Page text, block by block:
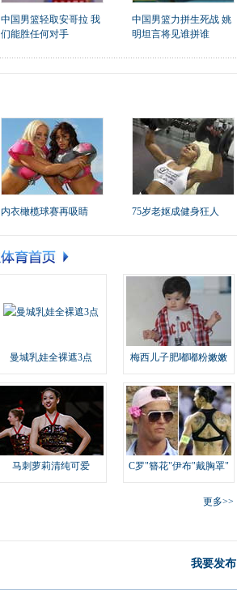
中国男篮轻取安哥拉 我
们能胜任何对手
中国男篮力拼生死战 姚
明坦言将见谁拼谁
内衣橄榄球赛再吸睛 75岁老妪成健身狂人
曼城乳娃全裸遮3点 梅西儿子肥嘟嘟粉嫩嫩
马刺萝莉清纯可爱 C罗"簪花"伊布"戴胸罩"
更多>>
我要发布